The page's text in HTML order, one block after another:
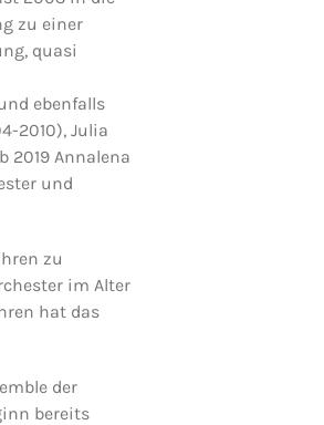
zu einer
quasi
ebenfalls
2010), Julia
2019 Annalena
und
zu
im Alter
hat das
der
bereits